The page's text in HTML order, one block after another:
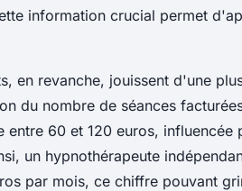
information crucial permet
en revanche, jouissent d'une
du nombre de séances
entre 60 et 120 euros,
un hypnothérapeute
par mois, ce chiffre pouvant